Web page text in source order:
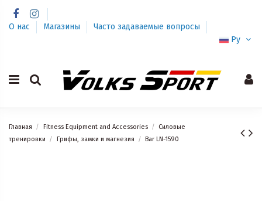
О нас Магазины
Часто задаваемые вопросы
Ру
Главная Fitness Equipment and Accessories
Силовые
тренировки
Грифы, замки и магнезия Bar LN-1590